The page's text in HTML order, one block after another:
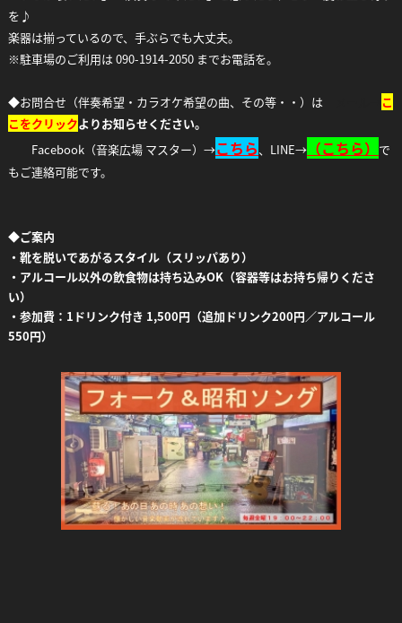
を♪
楽器は揃っているので、手ぶらでも大丈夫。
※駐車場のご利用は 090-1914-2050 までお電話を。
◆お問合せ（伴奏希望・カラオケ希望の曲、その等・・）は
こ
こをクリックよりお知らせください。
Facebook（音楽広場 マスター）→こちら、LINE→（こちら） で
もご連絡可能です。
◆ご案内
・靴を脱いであがるスタイル（スリッパあり）
・アルコール以外の飲食物は持ち込みOK（容器等はお持ち帰りくださ
い）
・参加費：1ドリンク付き 1,500円（追加ドリンク200円／アルコール
550円）